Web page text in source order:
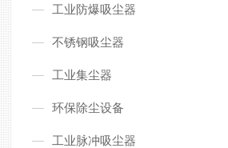
工业防爆吸尘器
不锈钢吸尘器
工业集尘器
环保除尘设备
工业脉冲吸尘器